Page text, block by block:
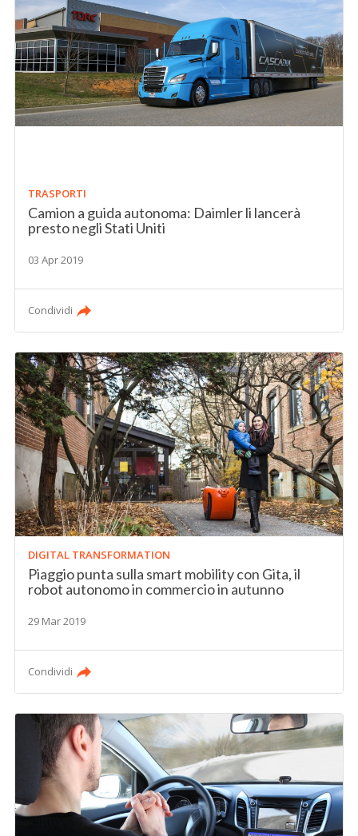
TRASPORTI
Camion a guida autonoma: Daimler li lancerà
presto negli Stati Uniti
03 Apr 2019
Condividi
DIGITAL TRANSFORMATION
Piaggio punta sulla smart mobility con Gita, il
robot autonomo in commercio in autunno
29 Mar 2019
Condividi